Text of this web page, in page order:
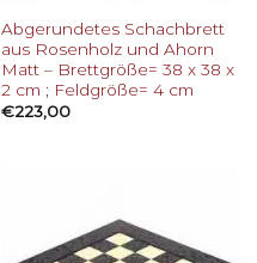
Abgerundetes Schachbrett
aus Rosenholz und Ahorn
Matt – Brettgröße= 38 x 38 x
2 cm ; Feldgröße= 4 cm
€223,00